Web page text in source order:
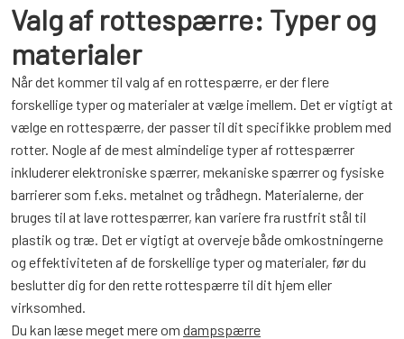
Valg af rottespærre: Typer og
materialer
Når det kommer til valg af en rottespærre, er der flere
forskellige typer og materialer at vælge imellem. Det er vigtigt at
vælge en rottespærre, der passer til dit specifikke problem med
rotter. Nogle af de mest almindelige typer af rottespærrer
inkluderer elektroniske spærrer, mekaniske spærrer og fysiske
barrierer som f.eks. metalnet og trådhegn. Materialerne, der
bruges til at lave rottespærrer, kan variere fra rustfrit stål til
plastik og træ. Det er vigtigt at overveje både omkostningerne
og effektiviteten af de forskellige typer og materialer, før du
beslutter dig for den rette rottespærre til dit hjem eller
virksomhed.
Du kan læse meget mere om dampspærre